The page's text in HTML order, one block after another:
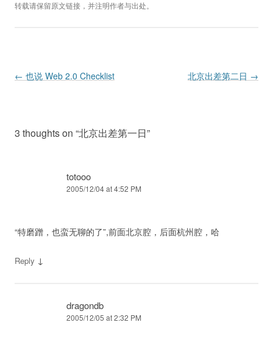
转载请保留原文链接，并注明作者与出处。
Post navigation
← 也说 Web 2.0 Checklist 北京出差第二日 →
3 thoughts on “北京出差第一日”
totooo
2005/12/04 at 4:52 PM
“特磨蹭，也蛮无聊的了”,前面北京腔，后面杭州腔，哈
Reply ↓
dragondb
2005/12/05 at 2:32 PM